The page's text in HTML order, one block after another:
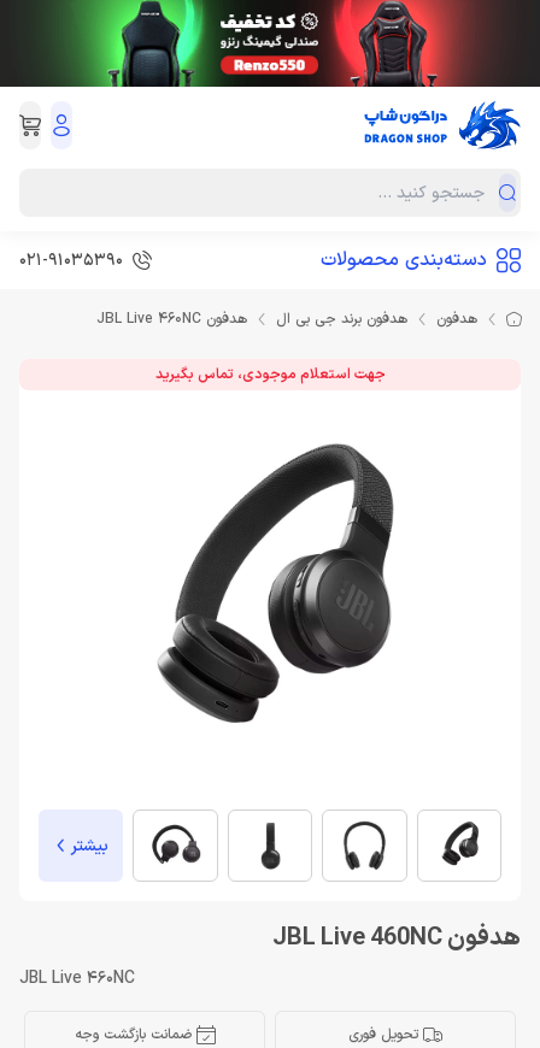
دسته‌بندی محصولات 021-91035390
هدفون هدفون برند جی بی ال هدفون JBL Live 460NC
جهت استعلام موجودی، تماس بگیرید
بیشتر
هدفون JBL Live 460NC
JBL Live 460NC
تحویل فوری ضمانت بازگشت وجه